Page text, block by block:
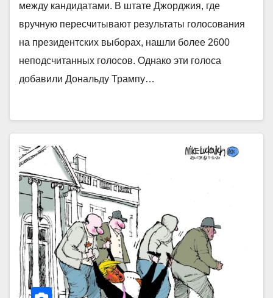
между кандидатами. В штате Джорджия, где
вручную пересчитывают результаты голосования
на президентских выборах, нашли более 2600
неподсчитанных голосов. Однако эти голоса
добавили Дональду Трампу…